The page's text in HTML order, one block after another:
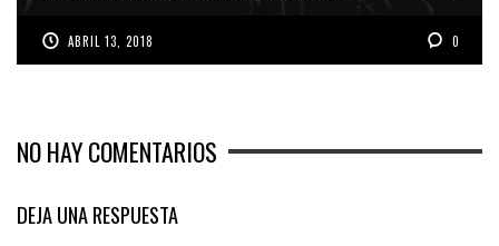
ABRIL 13, 2018 0
NO HAY COMENTARIOS
DEJA UNA RESPUESTA